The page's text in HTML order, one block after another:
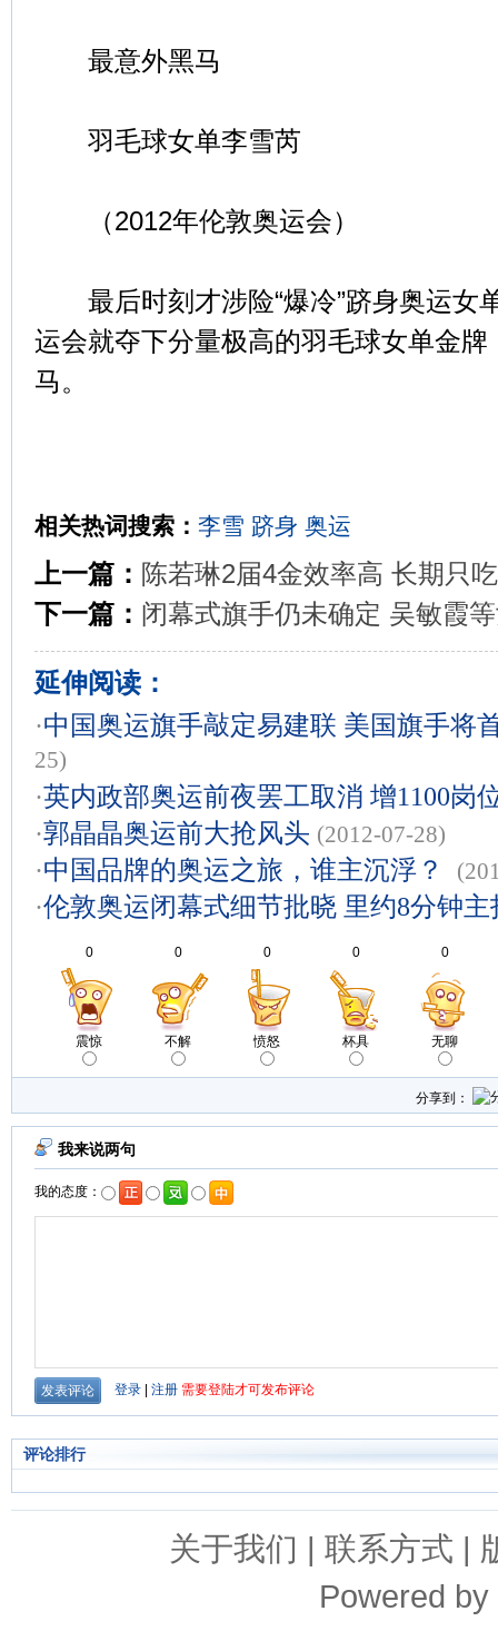
最意外黑马
羽毛球女单李雪芮
（2012年伦敦奥运会）
最后时刻才涉险“爆冷”跻身奥运女
运会就夺下分量极高的羽毛球女单金
马。
相关热词搜索： 李雪 跻身 奥运
上一篇： 陈若琳2届4金效率高 长期只
下一篇： 闭幕式旗手仍未确定 吴敏霞
延伸阅读：
·中国奥运旗手敲定易建联 美国旗手将
25)
·英内政部奥运前夜罢工取消 增1100岗
·郭晶晶奥运前大抢风头 (2012-07-28)
·中国品牌的奥运之旅，谁主沉浮？
·伦敦奥运闭幕式细节批晓 里约8分钟主
0
震惊
0
不解
0
愤怒
0
杯具
0
无聊
分享到：
评论排行
关于我们 | 联系方式 |
Powered by